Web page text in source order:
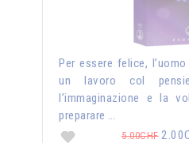
Per essere felice,
un lavoro col
l’immaginazione e la
preparare …
5.00CHF